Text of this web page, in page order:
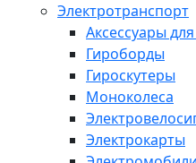
Электротранспорт
Аксессуары
Гироборды
Гироскутеры
Моноколеса
Электрокарты